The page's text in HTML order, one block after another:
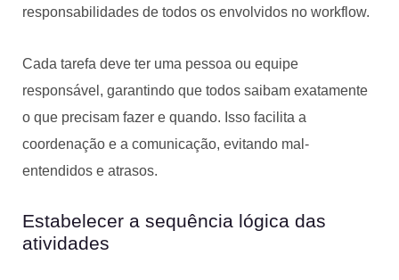
responsabilidades de todos os envolvidos no workflow.
Cada tarefa deve ter uma pessoa ou equipe
responsável, garantindo que todos saibam exatamente
o que precisam fazer e quando. Isso facilita a
coordenação e a comunicação, evitando mal-
entendidos e atrasos.
Estabelecer a sequência lógica das
atividades